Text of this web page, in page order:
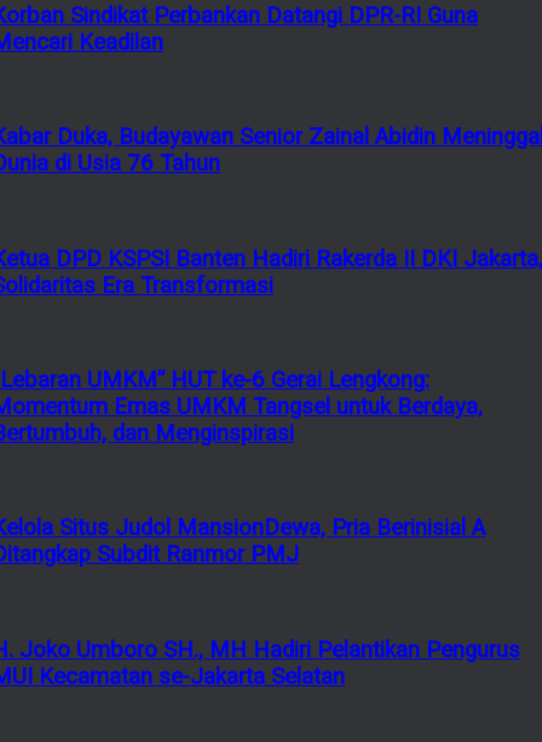
Sindikat Perbankan Datangi DPR-RI Guna
Keadilan
Duka, Budayawan Senior Zainal Abidin
di Usia 76 Tahun
DPD KSPSI Banten Hadiri Rakerda II DKI Jakarta,
Era Transformasi
UMKM” HUT ke-6 Gerai Lengkong:
Emas UMKM Tangsel untuk Berdaya,
dan Menginspirasi
Situs Judol MansionDewa, Pria Berinisial A
Subdit Ranmor PMJ
Joko Umboro SH., MH Hadiri Pelantikan Pengurus
Kecamatan se-Jakarta Selatan